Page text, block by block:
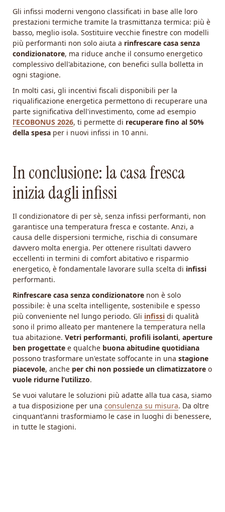
Gli infissi moderni vengono classificati in base alle loro
prestazioni termiche tramite la trasmittanza termica: più è
basso, meglio isola. Sostituire vecchie finestre con modelli
più performanti non solo aiuta a rinfrescare casa senza
condizionatore, ma riduce anche il consumo energetico
complessivo dell'abitazione, con benefici sulla bolletta in
ogni stagione.
In molti casi, gli incentivi fiscali disponibili per la
riqualificazione energetica permettono di recuperare una
parte significativa dell'investimento, come ad esempio
l’ECOBONUS 2026, ti permette di recuperare fino al 50%
della spesa per i nuovi infissi in 10 anni.
In conclusione: la casa fresca
inizia dagli infissi
Il condizionatore di per sè, senza infissi performanti, non
garantisce una temperatura fresca e costante. Anzi, a
causa delle dispersioni termiche, rischia di consumare
davvero molta energia. Per ottenere risultati davvero
eccellenti in termini di comfort abitativo e risparmio
energetico, è fondamentale lavorare sulla scelta di infissi
performanti.
Rinfrescare casa senza condizionatore non è solo
possibile: è una scelta intelligente, sostenibile e spesso
più conveniente nel lungo periodo. Gli infissi di qualità
sono il primo alleato per mantenere la temperatura nella
tua abitazione. Vetri performanti, profili isolanti, aperture
ben progettate e qualche buona abitudine quotidiana
possono trasformare un'estate soffocante in una stagione
piacevole, anche per chi non possiede un climatizzatore o
vuole ridurne l’utilizzo.
Se vuoi valutare le soluzioni più adatte alla tua casa, siamo
a tua disposizione per una consulenza su misura. Da oltre
cinquant'anni trasformiamo le case in luoghi di benessere,
in tutte le stagioni.